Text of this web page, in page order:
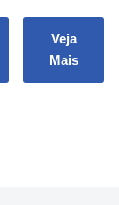
Veja
Mais